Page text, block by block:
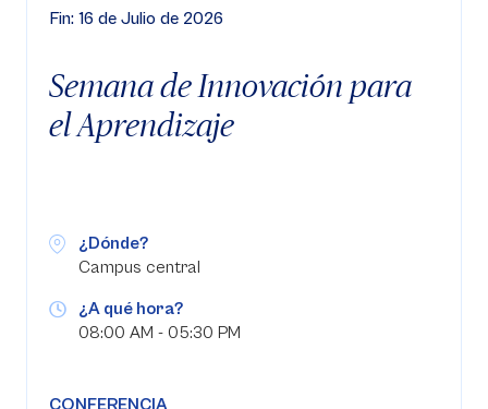
Fin: 16 de Julio de 2026
Semana de Innovación para
el Aprendizaje
¿Dónde?
Campus central
¿A qué hora?
08:00 AM - 05:30 PM
CONFERENCIA